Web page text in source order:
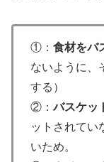
①： 食材をバ
ないように、
する）
②：バスケッ
ットされてい
いため。